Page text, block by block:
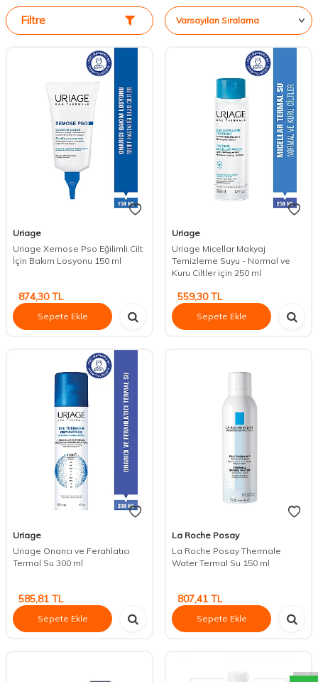
Filtre
Uriage
Uriage Xemose Pso Eğilimli Cilt
İçin Bakım Losyonu 150 ml
874,30TL
Sepete Ekle
Uriage
Uriage Micellar Makyaj
Temizleme Suyu - Normal ve
Kuru Ciltler için 250 ml
559,30TL
Sepete Ekle
Uriage
Uriage Onarıcı ve Ferahlatıcı
Termal Su 300 ml
585,81 TL
Sepete Ekle
La Roche Posay
La Roche Posay Thermale
Water Termal Su 150 ml
807,41 TL
Sepete Ekle